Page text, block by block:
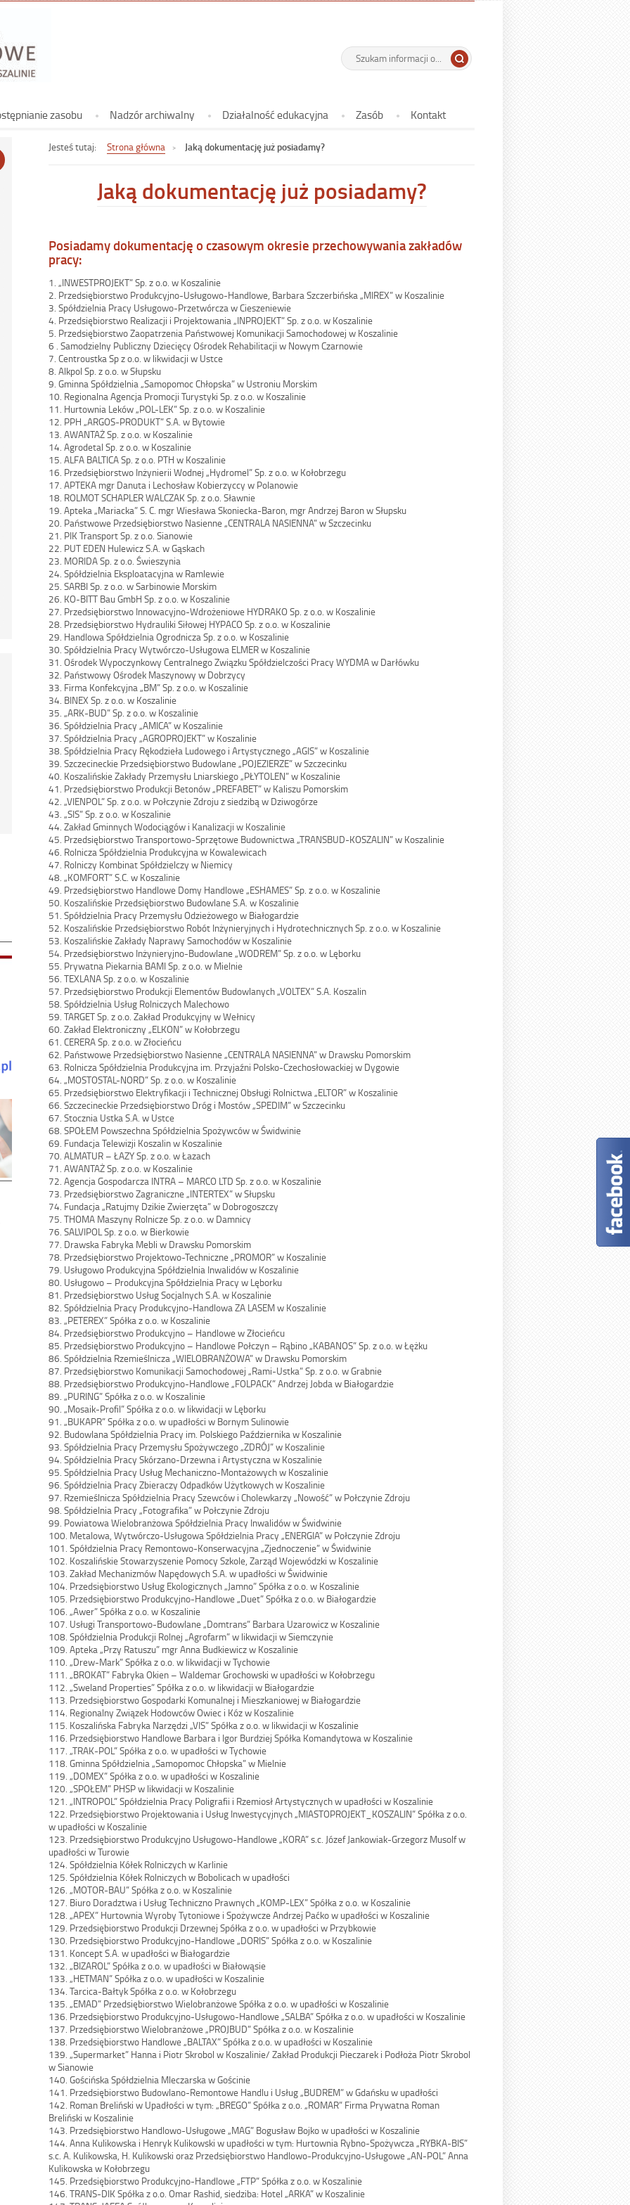
Jaką
już
Wyszukiwarka
Tutaj
wpisz
zasobu Nadzór archiwalny Działalność edukacyjna Zasób Kontakt
Jesteś tutaj: Strona główna Jaką dokumentację już posiadamy?
Jaką dokumentację już posiadamy?
Posiadamy dokumentację o czasowym okresie przechowywania zakładów
pracy:
1. „INWESTPROJEKT” Sp. z o.o. w Koszalinie
2. Przedsiębiorstwo Produkcyjno-Usługowo-Handlowe, Barbara Szczerbińska „MIREX” w Koszalinie
3. Spółdzielnia Pracy Usługowo-Przetwórcza w Cieszeniewie
4. Przedsiębiorstwo Realizacji i Projektowania „INPROJEKT” Sp. z o.o. w Koszalinie
5. Przedsiębiorstwo Zaopatrzenia Państwowej Komunikacji Samochodowej w Koszalinie
6 . Samodzielny Publiczny Dziecięcy Ośrodek Rehabilitacji w Nowym Czarnowie
7. Centroustka Sp z o.o. w likwidacji w Ustce
8. Alkpol Sp. z o.o. w Słupsku
9. Gminna Spółdzielnia „Samopomoc Chłopska” w Ustroniu Morskim
10. Regionalna Agencja Promocji Turystyki Sp. z o.o. w Koszalinie
11. Hurtownia Leków „POL-LEK” Sp. z o.o. w Koszalinie
12. PPH „ARGOS-PRODUKT” S.A. w Bytowie
13. AWANTAŻ Sp. z o.o. w Koszalinie
14. Agrodetal Sp. z o.o. w Koszalinie
15. ALFA BALTICA Sp. z o.o. PTH w Koszalinie
16. Przedsiębiorstwo Inżynierii Wodnej „Hydromel” Sp. z o.o. w Kołobrzegu
17. APTEKA mgr Danuta i Lechosław Kobierzyccy w Polanowie
18. ROLMOT SCHAPLER WALCZAK Sp. z o.o. Sławnie
19. Apteka „Mariacka” S. C. mgr Wiesława Skoniecka-Baron, mgr Andrzej Baron w Słupsku
20. Państwowe Przedsiębiorstwo Nasienne „CENTRALA NASIENNA” w Szczecinku
21. PIK Transport Sp. z o.o. Sianowie
22. PUT EDEN Hulewicz S.A. w Gąskach
23. MORIDA Sp. z o.o. Świeszynia
24. Spółdzielnia Eksploatacyjna w Ramlewie
25. SARBI Sp. z o.o. w Sarbinowie Morskim
26. KO-BITT Bau GmbH Sp. z o.o. w Koszalinie
27. Przedsiębiorstwo Innowacyjno-Wdrożeniowe HYDRAKO Sp. z o.o. w Koszalinie
28. Przedsiębiorstwo Hydrauliki Siłowej HYPACO Sp. z o.o. w Koszalinie
29. Handlowa Spółdzielnia Ogrodnicza Sp. z o.o. w Koszalinie
30. Spółdzielnia Pracy Wytwórczo-Usługowa ELMER w Koszalinie
31. Ośrodek Wypoczynkowy Centralnego Związku Spółdzielczości Pracy WYDMA w Darłówku
32. Państwowy Ośrodek Maszynowy w Dobrzycy
33. Firma Konfekcyjna „BM” Sp. z o.o. w Koszalinie
34. BINEX Sp. z o.o. w Koszalinie
35. „ARK-BUD” Sp. z o.o. w Koszalinie
36. Spółdzielnia Pracy „AMICA” w Koszalinie
37. Spółdzielnia Pracy „AGROPROJEKT” w Koszalinie
38. Spółdzielnia Pracy Rękodzieła Ludowego i Artystycznego „AGIS” w Koszalinie
39. Szczecineckie Przedsiębiorstwo Budowlane „POJEZIERZE” w Szczecinku
40. Koszalińskie Zakłady Przemysłu Lniarskiego „PŁYTOLEN” w Koszalinie
41. Przedsiębiorstwo Produkcji Betonów „PREFABET” w Kaliszu Pomorskim
42. „VIENPOL” Sp. z o.o. w Połczynie Zdroju z siedzibą w Dziwogórze
43. „SIS” Sp. z o.o. w Koszalinie
44. Zakład Gminnych Wodociągów i Kanalizacji w Koszalinie
45. Przedsiębiorstwo Transportowo-Sprzętowe Budownictwa „TRANSBUD-KOSZALIN” w Koszalinie
46. Rolnicza Spółdzielnia Produkcyjna w Kowalewicach
47. Rolniczy Kombinat Spółdzielczy w Niemicy
48. „KOMFORT” S.C. w Koszalinie
49. Przedsiębiorstwo Handlowe Domy Handlowe „ESHAMES” Sp. z o.o. w Koszalinie
50. Koszalińskie Przedsiębiorstwo Budowlane S.A. w Koszalinie
51. Spółdzielnia Pracy Przemysłu Odzieżowego w Białogardzie
52. Koszalińskie Przedsiębiorstwo Robót Inżynieryjnych i Hydrotechnicznych Sp. z o.o. w Koszalinie
53. Koszalińskie Zakłady Naprawy Samochodów w Koszalinie
54. Przedsiębiorstwo Inżynieryjno-Budowlane „WODREM” Sp. z o.o. w Lęborku
55. Prywatna Piekarnia BAMI Sp. z o.o. w Mielnie
56. TEXLANA Sp. z o.o. w Koszalinie
57. Przedsiębiorstwo Produkcji Elementów Budowlanych „VOLTEX” S.A. Koszalin
58. Spółdzielnia Usług Rolniczych Malechowo
59. TARGET Sp. z o.o. Zakład Produkcyjny w Wełnicy
60. Zakład Elektroniczny „ELKON” w Kołobrzegu
61. CERERA Sp. z o.o. w Złocieńcu
62. Państwowe Przedsiębiorstwo Nasienne „CENTRALA NASIENNA” w Drawsku Pomorskim
63. Rolnicza Spółdzielnia Produkcyjna im. Przyjaźni Polsko-Czechosłowackiej w Dygowie
64. „MOSTOSTAL-NORD” Sp. z o.o. w Koszalinie
65. Przedsiębiorstwo Elektryfikacji i Technicznej Obsługi Rolnictwa „ELTOR” w Koszalinie
66. Szczecineckie Przedsiębiorstwo Dróg i Mostów „SPEDIM” w Szczecinku
67. Stocznia Ustka S.A. w Ustce
68. SPOŁEM Powszechna Spółdzielnia Spożywców w Świdwinie
69. Fundacja Telewizji Koszalin w Koszalinie
70. ALMATUR – ŁAZY Sp. z o.o. w Łazach
71. AWANTAŻ Sp. z o.o. w Koszalinie
72. Agencja Gospodarcza INTRA – MARCO LTD Sp. z o.o. w Koszalinie
73. Przedsiębiorstwo Zagraniczne „INTERTEX” w Słupsku
74. Fundacja „Ratujmy Dzikie Zwierzęta” w Dobrogoszczy
75. THOMA Maszyny Rolnicze Sp. z o.o. w Damnicy
76. SALVIPOL Sp. z o.o. w Bierkowie
77. Drawska Fabryka Mebli w Drawsku Pomorskim
78. Przedsiębiorstwo Projektowo-Techniczne „PROMOR” w Koszalinie
79. Usługowo Produkcyjna Spółdzielnia Inwalidów w Koszalinie
80. Usługowo – Produkcyjna Spółdzielnia Pracy w Lęborku
81. Przedsiębiorstwo Usług Socjalnych S.A. w Koszalinie
82. Spółdzielnia Pracy Produkcyjno-Handlowa ZA LASEM w Koszalinie
83. „PETEREX” Spółka z o.o. w Koszalinie
84. Przedsiębiorstwo Produkcyjno – Handlowe w Złocieńcu
85. Przedsiębiorstwo Produkcyjno – Handlowe Połczyn – Rąbino „KABANOS” Sp. z o.o. w Łężku
86. Spółdzielnia Rzemieślnicza „WIELOBRANŻOWA” w Drawsku Pomorskim
87. Przedsiębiorstwo Komunikacji Samochodowej „Rami-Ustka” Sp. z o.o. w Grabnie
88. Przedsiębiorstwo Produkcyjno-Handlowe „FOLPACK” Andrzej Jobda w Białogardzie
89. „PURING” Spółka z o.o. w Koszalinie
90. „Mosaik-Profil” Spółka z o.o. w likwidacji w Lęborku
91. „BUKAPR” Spółka z o.o. w upadłości w Bornym Sulinowie
92. Budowlana Spółdzielnia Pracy im. Polskiego Października w Koszalinie
93. Spółdzielnia Pracy Przemysłu Spożywczego „ZDRÓJ” w Koszalinie
94. Spółdzielnia Pracy Skórzano-Drzewna i Artystyczna w Koszalinie
95. Spółdzielnia Pracy Usług Mechaniczno-Montażowych w Koszalinie
96. Spółdzielnia Pracy Zbieraczy Odpadków Użytkowych w Koszalinie
97. Rzemieślnicza Spółdzielnia Pracy Szewców i Cholewkarzy „Nowość” w Połczynie Zdroju
98. Spółdzielnia Pracy „Fotografika” w Połczynie Zdroju
99. Powiatowa Wielobranżowa Spółdzielnia Pracy Inwalidów w Świdwinie
100. Metalowa, Wytwórczo-Usługowa Spółdzielnia Pracy „ENERGIA” w Połczynie Zdroju
101. Spółdzielnia Pracy Remontowo-Konserwacyjna „Zjednoczenie” w Świdwinie
102. Koszalińskie Stowarzyszenie Pomocy Szkole, Zarząd Wojewódzki w Koszalinie
103. Zakład Mechanizmów Napędowych S.A. w upadłości w Świdwinie
104. Przedsiębiorstwo Usług Ekologicznych „Jamno” Spółka z o.o. w Koszalinie
105. Przedsiębiorstwo Produkcyjno-Handlowe „Duet” Spółka z o.o. w Białogardzie
106. „Awer” Spółka z o.o. w Koszalinie
107. Usługi Transportowo-Budowlane „Domtrans” Barbara Uzarowicz w Koszalinie
108. Spółdzielnia Produkcji Rolnej „Agrofarm” w likwidacji w Siemczynie
109. Apteka „Przy Ratuszu” mgr Anna Budkiewicz w Koszalinie
110. „Drew-Mark” Spółka z o.o. w likwidacji w Tychowie
111. „BROKAT” Fabryka Okien – Waldemar Grochowski w upadłości w Kołobrzegu
112. „Sweland Properties” Spółka z o.o. w likwidacji w Białogardzie
113. Przedsiębiorstwo Gospodarki Komunalnej i Mieszkaniowej w Białogardzie
114. Regionalny Związek Hodowców Owiec i Kóz w Koszalinie
115. Koszalińska Fabryka Narzędzi „VIS” Spółka z o.o. w likwidacji w Koszalinie
116. Przedsiębiorstwo Handlowe Barbara i Igor Burdziej Spółka Komandytowa w Koszalinie
117. „TRAK-POL” Spółka z o.o. w upadłości w Tychowie
118. Gminna Spółdzielnia „Samopomoc Chłopska” w Mielnie
119. „DOMEX” Spółka z o.o. w upadłości w Koszalinie
120. „SPOŁEM” PHSP w likwidacji w Koszalinie
121. „INTROPOL” Spółdzielnia Pracy Poligrafii i Rzemiosł Artystycznych w upadłości w Koszalinie
122. Przedsiębiorstwo Projektowania i Usług Inwestycyjnych „MIASTOPROJEKT_KOSZALIN” Spółka z o.o.
w upadłości w Koszalinie
123. Przedsiębiorstwo Produkcyjno Usługowo-Handlowe „KORA” s.c. Józef Jankowiak-Grzegorz Musolf w
upadłości w Turowie
124. Spółdzielnia Kółek Rolniczych w Karlinie
125. Spółdzielnia Kółek Rolniczych w Bobolicach w upadłości
126. „MOTOR-BAU” Spółka z o.o. w Koszalinie
127. Biuro Doradztwa i Usług Techniczno Prawnych „KOMP-LEX” Spółka z o.o. w Koszalinie
128. „APEX” Hurtownia Wyroby Tytoniowe i Spożywcze Andrzej Paćko w upadłości w Koszalinie
129. Przedsiębiorstwo Produkcji Drzewnej Spółka z o.o. w upadłości w Przybkowie
130. Przedsiębiorstwo Produkcyjno-Handlowe „DORIS” Spółka z o.o. w Koszalinie
131. Koncept S.A. w upadłości w Białogardzie
132. „BIZAROL” Spółka z o.o. w upadłości w Białowąsie
133. „HETMAN” Spółka z o.o. w upadłości w Koszalinie
134. Tarcica-Bałtyk Spółka z o.o. w Kołobrzegu
135. „EMAD” Przedsiębiorstwo Wielobranżowe Spółka z o.o. w upadłości w Koszalinie
136. Przedsiębiorstwo Produkcyjno-Usługowo-Handlowe „SALBA” Spółka z o.o. w upadłości w Koszalinie
137. Przedsiębiorstwo Wielobranżowe „PROJBUD” Spółka z o.o. w Koszalinie
138. Przedsiębiorstwo Handlowe „BALTAX” Spółka z o.o. w upadłości w Koszalinie
139. „Supermarket” Hanna i Piotr Skrobol w Koszalinie/ Zakład Produkcji Pieczarek i Podłoża Piotr Skrobol
w Sianowie
140. Gościńska Spółdzielnia Mleczarska w Gościnie
141. Przedsiębiorstwo Budowlano-Remontowe Handlu i Usług „BUDREM” w Gdańsku w upadłości
142. Roman Breliński w Upadłości w tym: „BREGO” Spółka z o.o. „ROMAR” Firma Prywatna Roman
Breliński w Koszalinie
143. Przedsiębiorstwo Handlowo-Usługowe „MAG” Bogusław Bojko w upadłości w Koszalinie
144. Anna Kulikowska i Henryk Kulikowski w upadłości w tym: Hurtownia Rybno-Spożywcza „RYBKA-BIS”
s.c. A. Kulikowska, H. Kulikowski oraz Przedsiębiorstwo Handlowo-Produkcyjno-Usługowe „AN-POL” Anna
Kulikowska w Kołobrzegu
145. Przedsiębiorstwo Produkcyjno-Handlowe „FTP” Spółka z o.o. w Koszalinie
146. TRANS-DIK Spółka z o.o. Omar Rashid, siedziba: Hotel „ARKA” w Koszalinie